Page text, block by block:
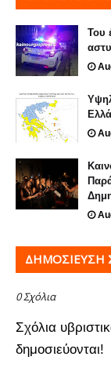
Του
ΔΗΜΟΣΊΕΥΣΗ
0 Σχόλια
Σχόλια
δημοσιεύονται!